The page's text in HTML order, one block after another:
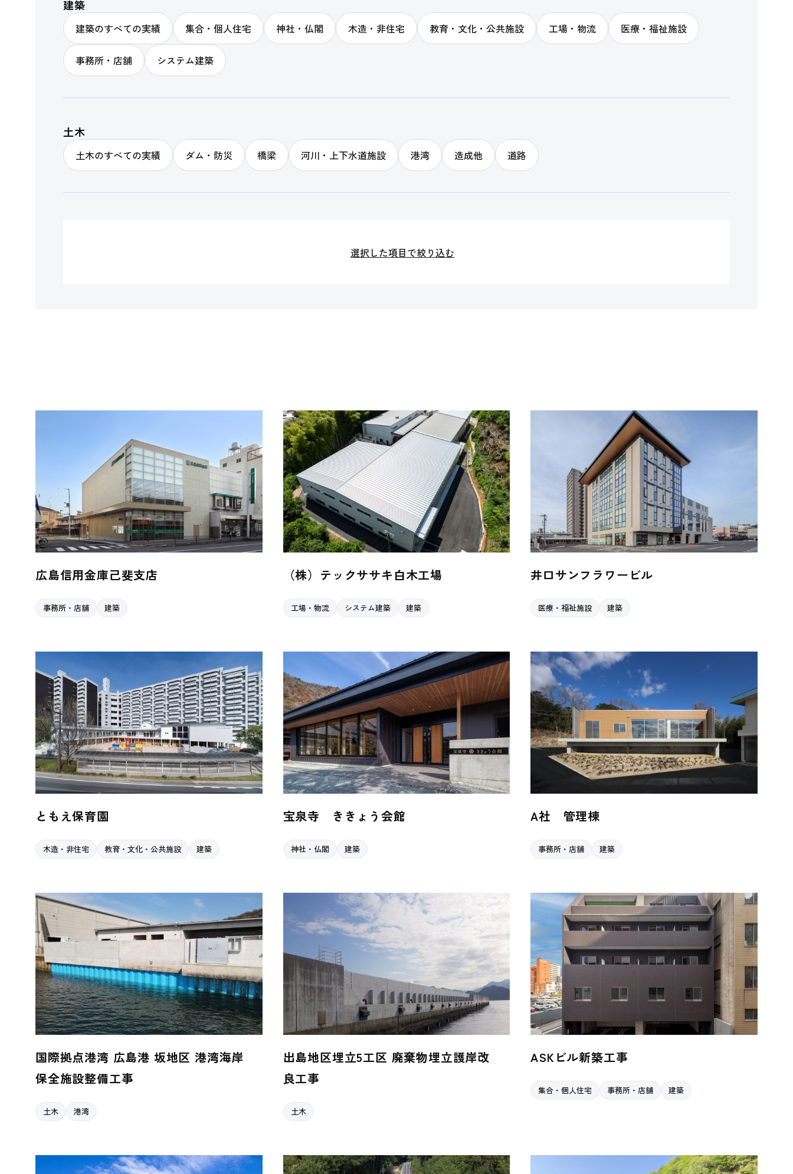
建築
建築のすべての実績 集合・個人住宅 神社・仏閣 木造・非住宅 教育・文化・公共施設 工場・物流 医療・福祉施設
事務所・店舗 システム建築
土木
土木のすべての実績 ダム・防災 橋梁 河川・上下水道施設 港湾 造成他 道路
選択した項目で絞り込む
広島信用金庫己斐支店
事務所・店舗 建築
（株）テックササキ白木工場
工場・物流 システム建築 建築
井口サンフラワービル
医療・福祉施設 建築
ともえ保育園
木造・非住宅 教育・文化・公共施設 建築
宝泉寺 ききょう会館
神社・仏閣 建築
A社 管理棟
事務所・店舗 建築
国際拠点港湾 広島港 坂地区 港湾海岸
保全施設整備工事
土木 港湾
出島地区埋立5工区 廃棄物埋立護岸改
良工事
土木
ASKビル新築工事
集合・個人住宅 事務所・店舗 建築